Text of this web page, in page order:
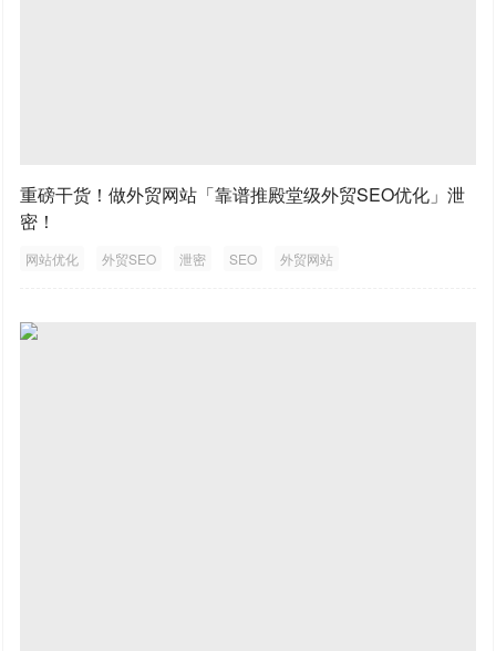
重磅干货！做外贸网站「靠谱推殿堂级外贸SEO优化」泄
密！
网站优化 外贸SEO 泄密 SEO 外贸网站